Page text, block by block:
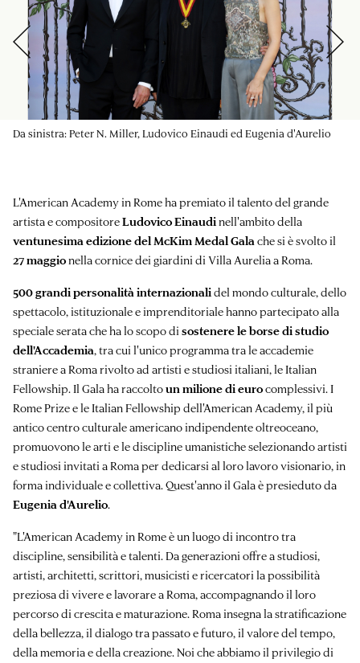
Da sinistra: Peter N. Miller, Ludovico Einaudi ed Eugenia d'Aurelio
L'American Academy in Rome ha premiato il talento del grande
artista e compositoreLudovico Einaudinell'ambito della
ventunesima edizione del McKim Medal Galache si è svolto il
27 maggionella cornice dei giardini di Villa Aurelia a Roma.
500 grandi personalità internazionalidel mondo culturale, dello
spettacolo, istituzionale e imprenditoriale hanno partecipato alla
speciale serata che ha lo scopo disostenere le borse di studio
dell'Accademia, tra cui l'unico programma tra le accademie
straniere a Roma rivolto ad artisti e studiosi italiani, le Italian
Fellowship. Il Gala ha raccoltoun milione di eurocomplessivi. I
Rome Prize e le Italian Fellowship dell'American Academy, il più
antico centro culturale americano indipendente oltreoceano,
promuovono le arti e le discipline umanistiche selezionando artisti
e studiosi invitati a Roma per dedicarsi al loro lavoro visionario, in
forma individuale e collettiva. Quest'anno il Gala è presieduto da
Eugenia d'Aurelio.
"L'American Academy in Rome è un luogo di incontro tra
discipline, sensibilità e talenti. Da generazioni offre a studiosi,
artisti, architetti, scrittori, musicisti e ricercatori la possibilità
preziosa di vivere e lavorare a Roma, accompagnando il loro
percorso di crescita e maturazione. Roma insegna la stratificazione
della bellezza, il dialogo tra passato e futuro, il valore del tempo,
della memoria e della creazione. Noi che abbiamo il privilegio di